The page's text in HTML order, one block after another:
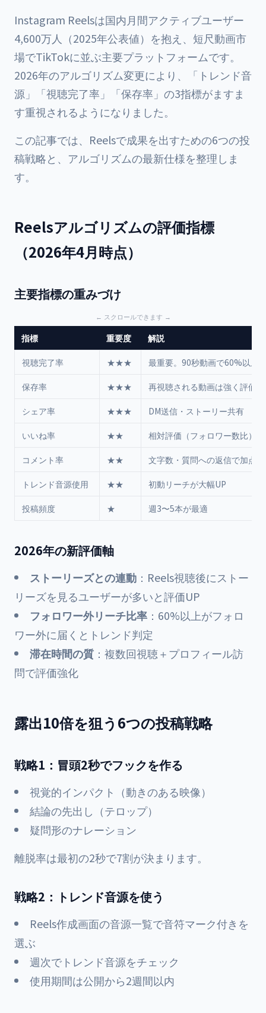
Instagram Reelsは国内月間アクティブユーザー
4,600万人（2025年公表値）を抱え、短尺動画市
場でTikTokに並ぶ主要プラットフォームです。
2026年のアルゴリズム変更により、「トレンド音
源」「視聴完了率」「保存率」の3指標がますま
す重視されるようになりました。
この記事では、Reelsで成果を出すための6つの投
稿戦略と、アルゴリズムの最新仕様を整理しま
す。
Reelsアルゴリズムの評価指標
（2026年4月時点）
主要指標の重みづけ
指標 重要度 解説
視聴完了率 ★★★ 最重要。90秒動画で60%以上
保存率 ★★★ 再視聴される動画は強く評価
シェア率 ★★★ DM送信・ストーリー共有
いいね率 ★★ 相対評価（フォロワー数比）
コメント率 ★★ 文字数・質問への返信で加点
トレンド音源使用 ★★ 初動リーチが大幅UP
投稿頻度 ★ 週3〜5本が最適
2026年の新評価軸
ストーリーズとの連動 ：Reels視聴後にストー
リーズを見るユーザーが多いと評価UP
フォロワー外リーチ比率 ：60%以上がフォロ
ワー外に届くとトレンド判定
滞在時間の質 ：複数回視聴＋プロフィール訪
問で評価強化
露出10倍を狙う6つの投稿戦略
戦略1：冒頭2秒でフックを作る
視覚的インパクト（動きのある映像）
結論の先出し（テロップ）
疑問形のナレーション
離脱率は最初の2秒で7割が決まります。
戦略2：トレンド音源を使う
Reels作成画面の音源一覧で音符マーク付きを
選ぶ
週次でトレンド音源をチェック
使用期間は公開から2週間以内